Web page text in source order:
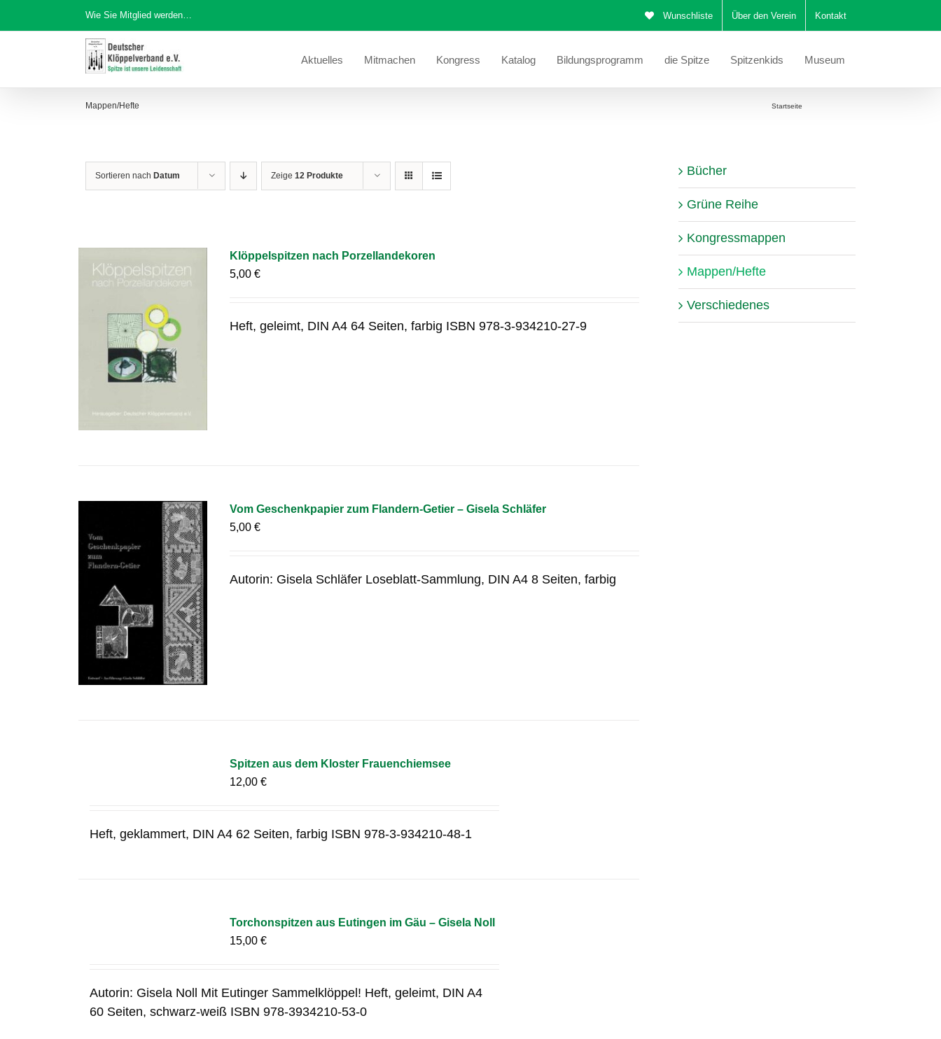
Inhalt
Wie Sie Mitglied werden… Wunschliste Über den Verein Kontakt
Aktuelles Mitmachen Kongress Katalog Bildungsprogramm die Spitze Spitzenkids Museum
Mappen/Hefte Startseite
Sortieren nach Datum Zeige 12 Produkte
Klöppelspitzen nach Porzellandekoren
5,00€
Heft, geleimt, DIN A4 64 Seiten, farbig ISBN 978-3-934210-27-9
Vom Geschenkpapier zum Flandern-Getier – Gisela Schläfer
5,00€
Autorin: Gisela Schläfer Loseblatt-Sammlung, DIN A4 8 Seiten, farbig
Spitzen aus dem Kloster Frauenchiemsee
12,00€
Heft, geklammert, DIN A4 62 Seiten, farbig ISBN 978-3-934210-48-1
Torchonspitzen aus Eutingen im Gäu – Gisela Noll
15,00€
Autorin: Gisela Noll Mit Eutinger Sammelklöppel! Heft, geleimt, DIN A4
60 Seiten, schwarz-weiß ISBN 978-3934210-53-0
Bücher
Grüne Reihe
Kongressmappen
Mappen/Hefte
Verschiedenes